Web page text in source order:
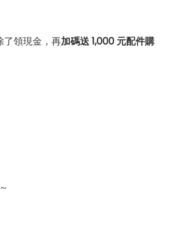
了領現金，再加碼送 1,000 元配件購